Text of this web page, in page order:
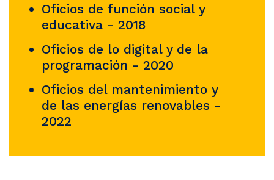
Oficios de función social y
educativa - 2018
Oficios de lo digital y de la
programación - 2020
Oficios del mantenimiento y
de las energías renovables -
2022